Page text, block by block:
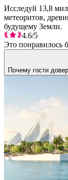
Исследуй 13,8
метеоритов,
будущему Земли.
4.6/5
Это понравилось
Почему гости